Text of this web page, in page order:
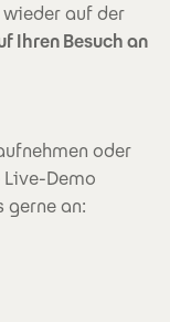
auf der
Ihren Besuch an
oder
Demo
gerne an: